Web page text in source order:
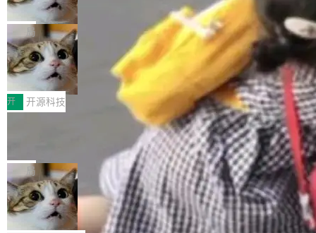
（<a href="https://bugzilla.mozilla.org/show_
bug.cgi?id=204...
orkers 跑了十年 Isolate。用 CEO Matthew Pri
nce 的话说：「我们一生都在用 Isolate 运行代
码，而 AI Agent 不需要容器，它们需要的是 Iso
late。」 容器为什么不合适 容器的问题在于启动
和销毁都太重了。一个 Agent 要执行的任务可能
只需要几毫秒的 CPU 时间，但容器从冷启动到
就绪要花数秒。如果未来有十...
诉讼，称“Apple is getting this wron
g”
上个月，苹果一纸诉状把 OpenAI 告上法庭，指
控其挖角苹果前员工并窃取商业秘密。苹果的诉
状把 OpenAI 描述成一个系统性地从前东家挖
人、套取机密信息的对手。 OpenAI 没发律师
函，也没选择庭外沉默。它在官网贴了一篇博
文，标题只有六个字：Apple is getting this wro
ng。 然后，它把邮件往来和 iMessage 聊天记
录全贴了出来。 他发错人了 苹果外部律师 Gabr
iel Gross 来自 Weil 律所，2 月 23 日下午 5:53
给 OpenAI 总法律顾问 Che Chang 发了封邮
件，附了一封长信，要求 OpenAI 配合调查前苹
果员工带走机密信...
局
HUAWEI MatePad Edge上架WorkBu
ddy鸿蒙PC版，说话就能干活的AI办公
搭子
全能AI工作台WorkBuddy鸿蒙PC版上架HUAWE
I MatePad Edge应用市场，直接下载即可使
用，与鸿蒙电脑上的体验一致。值得一提的是，
这是目前市面上唯一支持平板接入WorkBuddy P
C版的产品，搭载“人机双写”重磅功能——你写
你的，AI写AI的，同屏协作互不干扰。一句话让
AI帮你干活，现在开启全新体验！ 温馨提示：
体验WorkBuddy鸿蒙PC版前，请将 HUAWEI M
atePad Edge 升级至 HarmonyOS 6.1.0.135S
开 开源科技
FFmpeg 9.0 发布：代号“Lei”，以此纪
全球知名开源多媒体框架 FFmpeg 今天正式发
布了 9.0 版本。这个版本除了带来新一代音视频
处理能力和硬件加速支持之外，还有一个特殊之
处：FFmpeg 9.0 的代号是“Lei”。 这个名字，
来自中国开发者雷霄骅（Lei Xiaohua）。 对于
局
亚马逊成本失控：AI 写代码烧掉 1215
万元，超预算 860%
外媒近日曝光了亚马逊的多份内部报告显示，AI